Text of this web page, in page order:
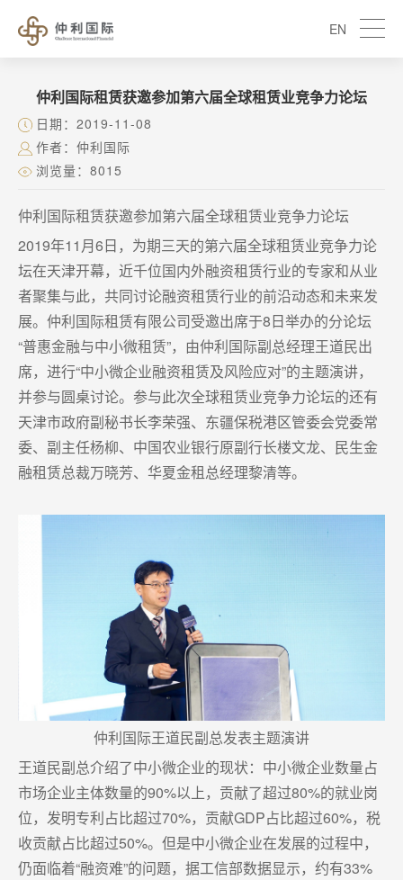
EN
仲利国际租赁获邀参加第六届全球租赁业竞争力论坛
日期：2019-11-08
作者：仲利国际
浏览量：8015
仲利国际租赁获邀参加第六届全球租赁业竞争力论坛
2019年11月6日，为期三天的第六届全球租赁业竞争力论
坛在天津开幕，近千位国内外融资租赁行业的专家和从业
者聚集与此，共同讨论融资租赁行业的前沿动态和未来发
展。仲利国际租赁有限公司受邀出席于8日举办的分论坛
“普惠金融与中小微租赁”，由仲利国际副总经理王道民出
席，进行“中小微企业融资租赁及风险应对”的主题演讲，
并参与圆桌讨论。参与此次全球租赁业竞争力论坛的还有
天津市政府副秘书长李荣强、东疆保税港区管委会党委常
委、副主任杨柳、中国农业银行原副行长楼文龙、民生金
融租赁总裁万晓芳、华夏金租总经理黎清等。
仲利国际王道民副总发表主题演讲
王道民副总介绍了中小微企业的现状：中小微企业数量占
市场企业主体数量的90%以上，贡献了超过80%的就业岗
位，发明专利占比超过70%，贡献GDP占比超过60%，税
收贡献占比超过50%。但是中小微企业在发展的过程中，
仍面临着“融资难”的问题，据工信部数据显示，约有33%